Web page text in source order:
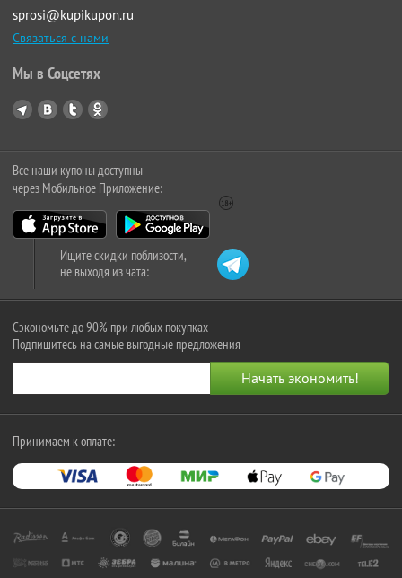
sprosi@kupikupon.ru
Связаться с нами
Мы в Соцсетях
Все наши купоны доступны
через Мобильное Приложение:
Ищите скидки поблизости,
не выходя из чата:
Сэкономьте до 90% при любых покупках
Подпишитесь на самые выгодные предложения
Принимаем к оплате: